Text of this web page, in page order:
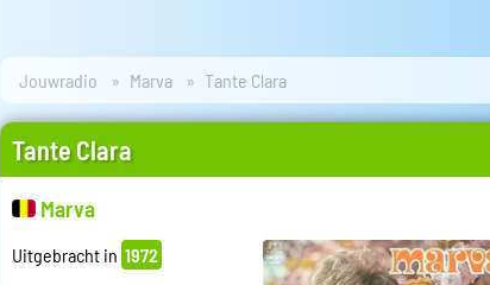
Jouwradio Marva Tante Clara
Tante Clara
Marva
Uitgebracht in 1972